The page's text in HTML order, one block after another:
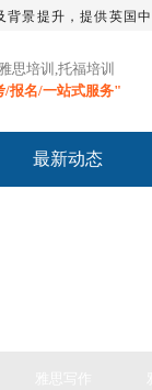
景提升，提供英国
思培训,托福培训
/报名/一站式服务"
最新动态